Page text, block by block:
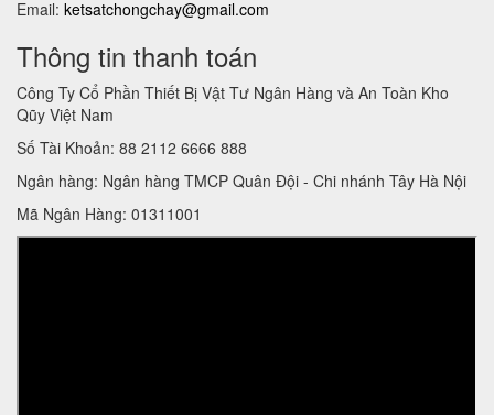
Email: ketsatchongchay@gmail.com
Thông tin thanh toán
Công Ty Cổ Phần Thiết Bị Vật Tư Ngân Hàng và An Toàn Kho
Qũy Việt Nam
Số Tài Khoản: 88 2112 6666 888
Ngân hàng: Ngân hàng TMCP Quân Đội - Chi nhánh Tây Hà Nội
Mã Ngân Hàng: 01311001